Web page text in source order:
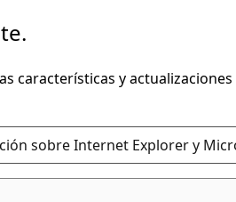
características y
sobre Internet Explorer y